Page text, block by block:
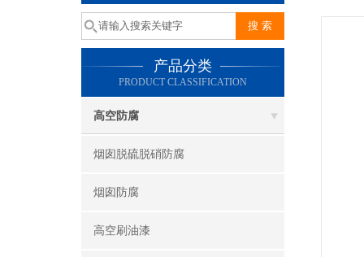
产品分类
PRODUCT CLASSIFICATION
高空防腐
烟囱脱硫脱硝防腐
烟囱防腐
高空刷油漆